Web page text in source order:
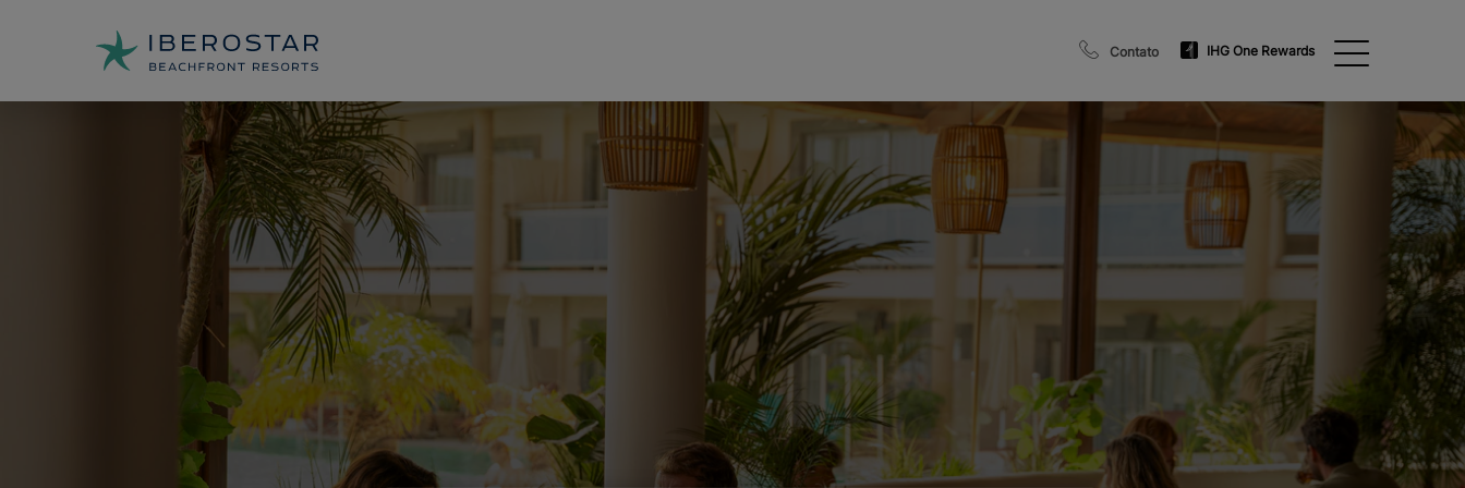
Contato IHG One Rewards